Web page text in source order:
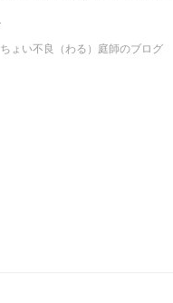
ちょい不良（わる）庭師のブログ